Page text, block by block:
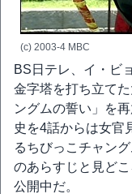
(c) 2003-4 MBC
BS日テレ、イ・ビ
金字塔を打ち立て
ングムの誓い」を
史を4話からは女官
るちびっこチャン
のあらすじと見ど
公開中だ。